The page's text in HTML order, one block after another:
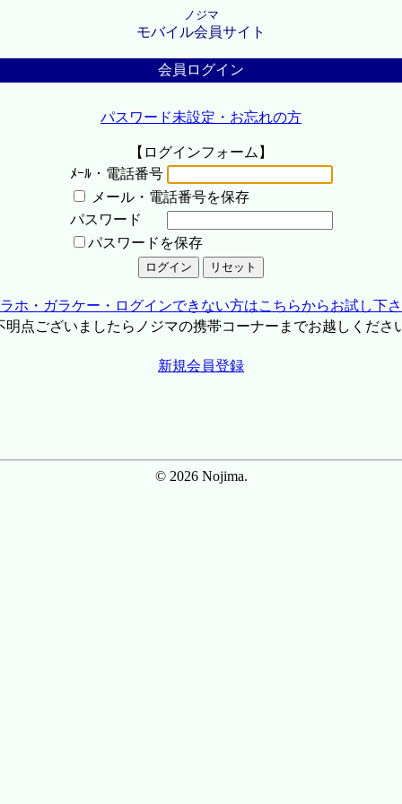
ノジマ
モバイル会員サイト
会員ログイン
パスワード未設定・お忘れの方
【ログインフォーム】
ﾒｰﾙ・電話番号
メール・電話番号を保存
パスワード
パスワードを保存
ホ・ガラケー・ログインできない方はこちらからお試し下
点ございましたらノジマの携帯コーナーまでお越しくださ
新規会員登録
© 2026 Nojima.